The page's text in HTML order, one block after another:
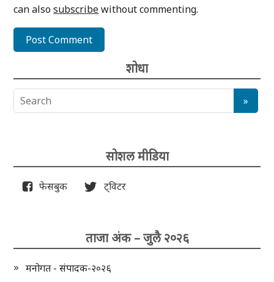
can alsosubscribewithout commenting.
शोधा
सोशल मीडिया
फेसबुक ट्विटर
ताजा अंक – जुलै २०२६
मनोगत - संपादक-२०२६